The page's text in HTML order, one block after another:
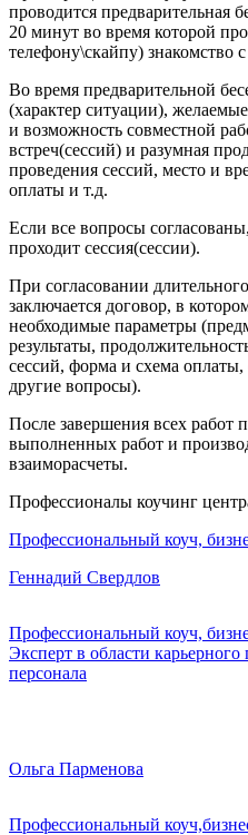
проводится предварительная
20 минут во время которой
телефону\скайпу) знакомство
Во время предварительной
(характер ситуации),
и возможность совместной
встреч(сессий) и разумная
проведения сессий, место и
оплаты и т.д.
Если все вопросы
проходит сессия(сессии).
При согласовании
заключается договор, в
необходимые параметры
результаты,
сессий, форма и схема
другие вопросы).
После завершения всех работ
выполненных работ и
взаиморасчеты.
Профессионалы коучинг
Профессиональный коуч,
Геннадий Свердлов
Профессиональный коуч,
Эксперт в области
персонала
Ольга Парменова
Профессиональный